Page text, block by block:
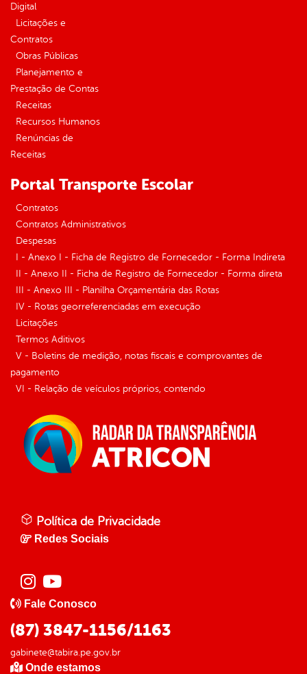
Digital
Licitações e
Contratos
Obras Públicas
Planejamento e
Prestação de Contas
Receitas
Recursos Humanos
Renúncias de
Receitas
Portal Transporte Escolar
Contratos
Contratos Administrativos
Despesas
I - Anexo I - Ficha de Registro de Fornecedor - Forma Indireta
II - Anexo II - Ficha de Registro de Fornecedor - Forma direta
III - Anexo III - Planilha Orçamentária das Rotas
IV - Rotas georreferenciadas em execução
Licitações
Termos Aditivos
V - Boletins de medição, notas fiscais e comprovantes de
pagamento
VI - Relação de veículos próprios, contendo
Política de Privacidade
Redes Sociais
Fale Conosco
(87) 3847-1156/1163
gabinete@tabira.pe.gov.br
Onde estamos